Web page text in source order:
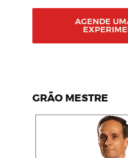
AGENDE
GRÃO MESTRE